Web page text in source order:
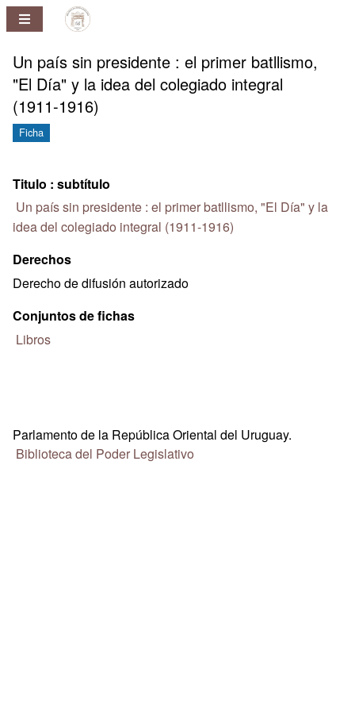
Repositorio
Ney
Ferreira
Huelmo
Un país sin presidente : el primer batllismo,
"El Día" y la idea del colegiado integral
(1911-1916)
Ficha
Titulo : subtítulo
Un país sin presidente : el primer batllismo, "El Día" y la
idea del colegiado integral (1911-1916)
Derechos
Derecho de difusión autorizado
Conjuntos de fichas
Libros
Parlamento de la República Oriental del Uruguay.
Biblioteca del Poder Legislativo